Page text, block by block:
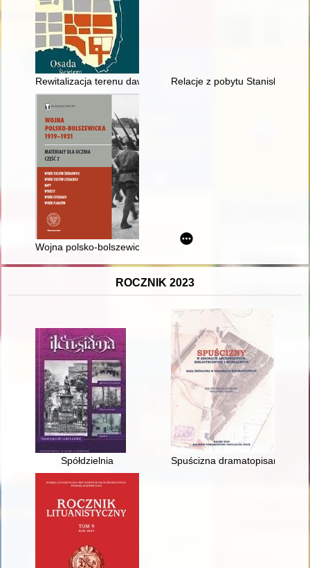
Rewitalizacja terenu dawnej osady Świętego Gotarda w
Relacje z pobytu Stanisława
Wojna polsko-bolszewicka 1919-1921 : szkoła
ROCZNIK 2023
Spółdzielnia Spuścizna dramatopisarza